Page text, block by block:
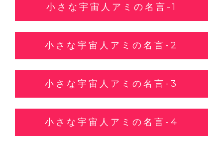
小さな宇宙人アミの名言-1
小さな宇宙人アミの名言-2
小さな宇宙人アミの名言-3
小さな宇宙人アミの名言-4